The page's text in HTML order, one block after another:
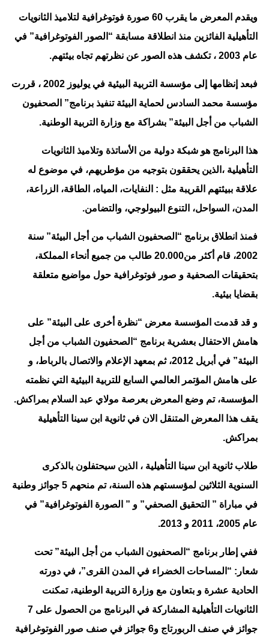
ويقدم المعرض ما يقرب 60 صورة فوتوغرافية لتلاميذ الثانويات
التأهيلية الفائزين منذ انطلاقة مسابقة “الصور الفوتوغرافية” في
عام 2003 ، تكشف هذه الصور عن نظرتهم تجاه بيئتهم.
فبعد إنظامها إلى مؤسسة التربية البيئية في يوليوز 2002 ، قررت
مؤسسة محمد السادس لحماية البيئة تنفيذ برنامج” الصحفيون
الشباب من أجل البيئة” بشراكة مع وزارة التربية الوطنية.
هذا البرنامج هو شبكة دولية من الأساتذة وتلاميذ الثانويات
التأهيلية ،الذين يحققون بتوجيه من مؤطريهم، في موضوع له
علاقة ببيئتهم القريبة مثل : النفايات، المياه، الطاقة، الزراعة،
المدن، السواحل، التنوع البيولوجي، والتضامن.
فمنذ انطلاق برنامج “الصحفيون الشباب من أجل البيئة” سنة
2002، قام أكثر من20.000 طالب من جميع أنحاء المملكة،
بتحقيقات الصحفية و صور فوتوغرافية حول مواضيع متعلقة
بقضايا بيئية.
و قد قدمت المؤسسة معرض “نظرة أخرى على البيئة” على
هامش الاحتفال بعشرية برنامج “الصحفيون الشباب من أجل
البيئة” في أبريل 2012، ثم بمعهد الإعلام والاتصال بالرباط، و
على هامش المؤتمر العالمي السابع للتربية البيئية التي نظمته
المؤسسة، تم وضع المعرض بعرصة مولاي عبد السلام بمراكش.
يقف هذا المعرض المتنقل الان في ثانوية ابن سينا التأهيلية
بمراكش.
طلاب ثانوية ابن سينا التأهيلية ، الذين سيحتفلون بالذكرى
السنوية الثلاثين لمؤسستهم هذه السنة، تم منحهم 5 جوائز وطنية
في مباراة ” التحقيق الصحفي” و ” الصورة الفوتوغرافية” في
عام 2005، 2011 و 2013.
ففي إطار برنامج “الصحفيون الشباب من أجل البيئة” تحت
شعار: “المساحات الخضراء في المدن القرى”، في دورته
الحادية عشرة و بتعاون مع وزارة التربية الوطنية، تمكنت
الثانويات التأهيلية المشاركة في البرنامج من الحصول على 7
جوائز في صنف الربورتاج و6 جوائز في صنف صور الفوتوغرافية